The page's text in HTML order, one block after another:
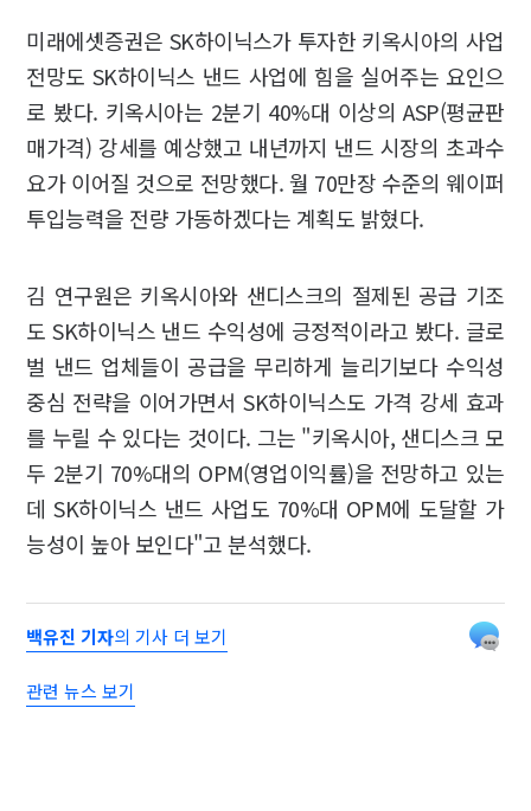
미래에셋증권은 SK하이닉스가 투자한 키옥시아의 사업
전망도 SK하이닉스 낸드 사업에 힘을 실어주는 요인으
로 봤다. 키옥시아는 2분기 40%대 이상의 ASP(평균판
매가격) 강세를 예상했고 내년까지 낸드 시장의 초과수
요가 이어질 것으로 전망했다. 월 70만장 수준의 웨이퍼
투입능력을 전량 가동하겠다는 계획도 밝혔다.
김 연구원은 키옥시아와 샌디스크의 절제된 공급 기조
도 SK하이닉스 낸드 수익성에 긍정적이라고 봤다. 글로
벌 낸드 업체들이 공급을 무리하게 늘리기보다 수익성
중심 전략을 이어가면서 SK하이닉스도 가격 강세 효과
를 누릴 수 있다는 것이다. 그는 "키옥시아, 샌디스크 모
두 2분기 70%대의 OPM(영업이익률)을 전망하고 있는
데 SK하이닉스 낸드 사업도 70%대 OPM에 도달할 가
능성이 높아 보인다"고 분석했다.
백유진 기자의 기사 더 보기
관련 뉴스 보기